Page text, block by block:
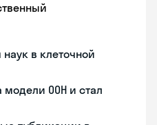
в клеточной
модели ООН и стал